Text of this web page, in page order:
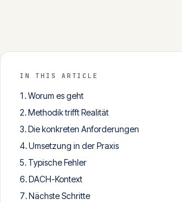
IN THIS ARTICLE
Worum es geht
Methodik trifft Realität
Die konkreten Anforderungen
Umsetzung in der Praxis
Typische Fehler
DACH-Kontext
Nächste Schritte